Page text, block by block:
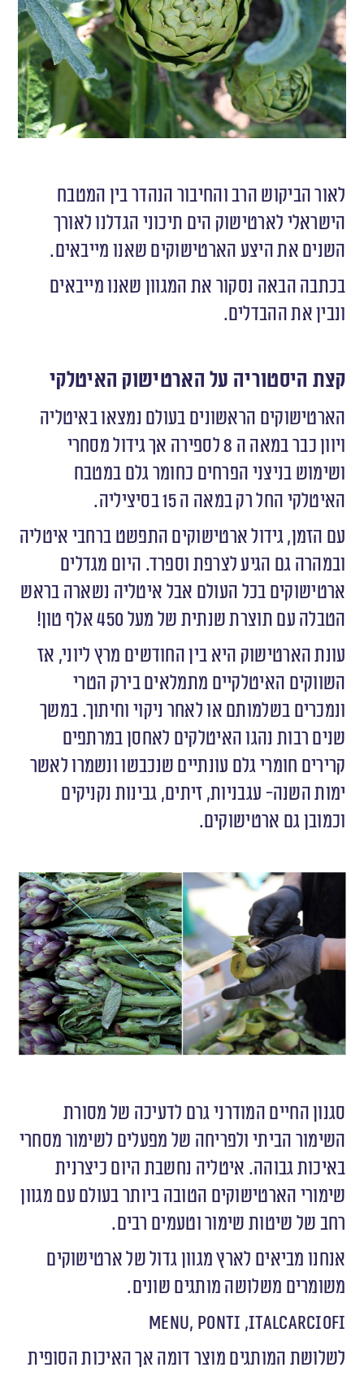
לאור הביקוש הרב והחיבור הנהדר בין המטבח
הישראלי לארטישוק הים תיכוני הגדלנו לאורך
השנים את היצע הארטישוקים שאנו מייבאים.
בכתבה הבאה נסקור את המגוון שאנו מייבאים
ונבין את ההבדלים.
קצת היסטוריה על הארטישוק האיטלקי
הארטישוקים הראשונים בעולם נמצאו באיטליה
ויוון כבר במאה ה 8 לספירה אך גידול מסחרי
ושימוש בניצני הפרחים כחומר גלם במטבח
האיטלקי החל רק במאה ה 15 בסיציליה.
עם הזמן, גידול ארטישוקים התפשט ברחבי איטליה
ובמהרה גם הגיע לצרפת וספרד. היום מגדלים
ארטישוקים בכל העולם אבל איטליה נשארה בראש
הטבלה עם תוצרת שנתית של מעל 450 אלף טון!
עונת הארטישוק היא בין החודשים מרץ ליוני, אז
השווקים האיטלקיים מתמלאים בירק הטרי
ונמכרים בשלמותם או לאחר ניקוי וחיתוך. במשך
שנים רבות נהגו האיטלקים לאחסן במרתפים
קרירים חומרי גלם עונתיים שנכבשו ונשמרו לאשר
ימות השנה- עגבניות, זיתים, גבינות נקניקים
וכמובן גם ארטישוקים.
סגנון החיים המודרני גרם לדעיכה של מסורת
השימור הביתי ולפריחה של מפעלים לשימור מסחרי
באיכות גבוהה. איטליה נחשבת היום כיצרנית
שימורי הארטישוקים הטובה ביותר בעולם עם מגוון
רחב של שיטות שימור וטעמים רבים.
אנחנו מביאים לארץ מגוון גדול של ארטישוקים
משומרים משלושה מותגים שונים.
Menu, Ponti ,Italcarciofi
לשלושת המותגים מוצר דומה אך האיכות הסופית